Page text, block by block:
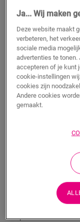
Wil je dit
Bezoek het
Met deze duurzame
je jouw trappen
gemaakt van
perfect bij die van
trap met One4All
Ja... Wij maken
Deze website maakt
verbeteren, het
sociale media
advertenties te
accepteren of je kunt
cookie-instellingen
cookies zijn
Andere cookies
gemaakt.